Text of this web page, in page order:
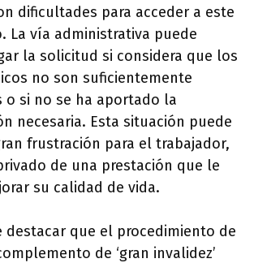
dificultades para acceder a este
La vía administrativa puede
la solicitud si considera que los
no son suficientemente
o si no se ha aportado la
necesaria. Esta situación puede
frustración para el trabajador,
de una prestación que le
su calidad de vida.
destacar que el procedimiento de
de ‘gran invalidez’